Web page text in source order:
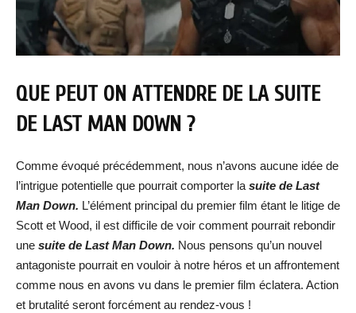
QUE PEUT ON ATTENDRE DE LA SUITE
DE LAST MAN DOWN ?
Comme évoqué précédemment, nous n’avons aucune idée de
l’intrigue potentielle que pourrait comporter la suite de Last
Man Down. L’élément principal du premier film étant le litige de
Scott et Wood, il est difficile de voir comment pourrait rebondir
une suite de Last Man Down. Nous pensons qu’un nouvel
antagoniste pourrait en vouloir à notre héros et un affrontement
comme nous en avons vu dans le premier film éclatera. Action
et brutalité seront forcément au rendez-vous !